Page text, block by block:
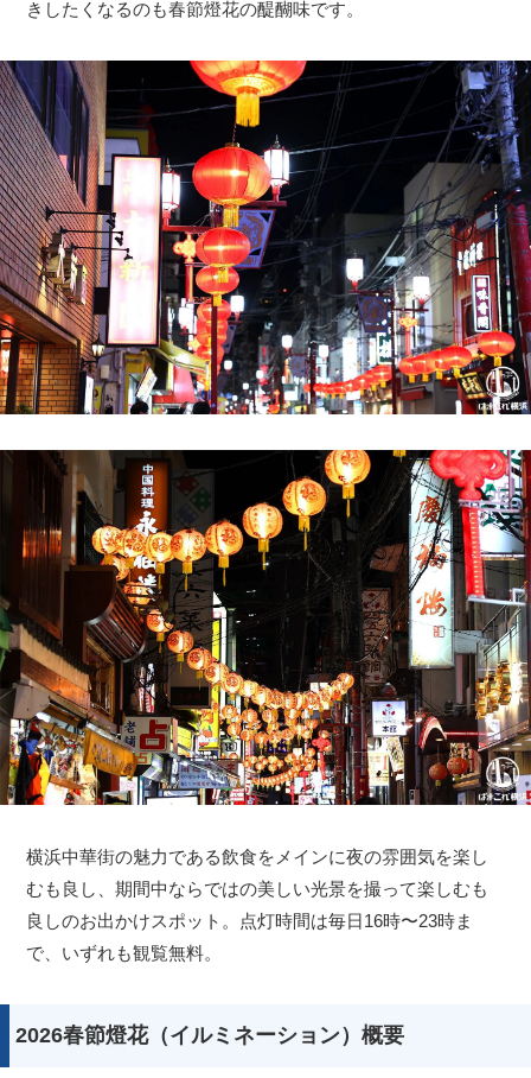
きしたくなるのも春節燈花の醍醐味です。
横浜中華街の魅力である飲食をメインに夜の雰囲気を楽し
むも良し、期間中ならではの美しい光景を撮って楽しむも
良しのお出かけスポット。点灯時間は毎日16時〜23時ま
で、いずれも観覧無料。
2026春節燈花（イルミネーション）概要